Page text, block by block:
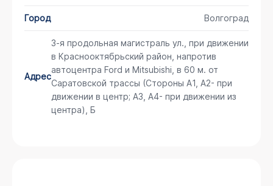
Город Волгоград
Адрес
3-я продольная магистраль ул., при движении
в Краснооктябрьский район, напротив
автоцентра Ford и Mitsubishi, в 60 м. от
Саратовской трассы (Стороны А1, А2- при
движении в центр; А3, А4- при движении из
центра), Б